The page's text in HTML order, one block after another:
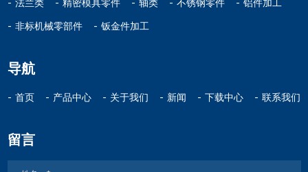
法兰类 精密模具零件 轴类 不锈钢零件 铝件加工
非标机械零部件 钣金件加工
导航
首页 产品中心 关于我们 新闻 下载中心 联系我们
留言